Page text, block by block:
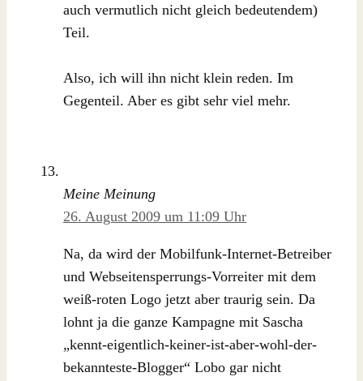
auch vermutlich nicht gleich bedeutendem)
Teil.
Also, ich will ihn nicht klein reden. Im
Gegenteil. Aber es gibt sehr viel mehr.
Meine Meinung
26. August 2009 um 11:09 Uhr
Na, da wird der Mobilfunk-Internet-Betreiber
und Webseitensperrungs-Vorreiter mit dem
weiß-roten Logo jetzt aber traurig sein. Da
lohnt ja die ganze Kampagne mit Sascha
„kennt-eigentlich-keiner-ist-aber-wohl-der-
bekannteste-Blogger“ Lobo gar nicht